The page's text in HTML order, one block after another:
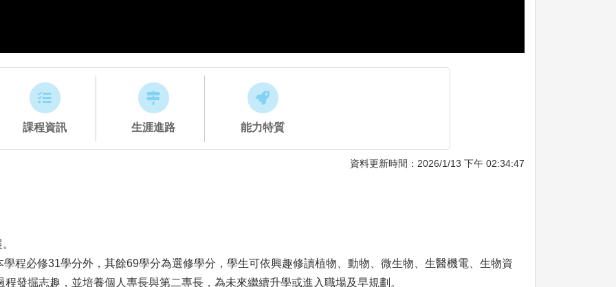
課程資訊 生涯進路 能力特質
資料更新時間：2026/1/13 下午 02:34:47
程必修31學分外，其餘69學分為選修學分，學生可依興趣修讀植物、動物、微生物、生醫機電、生物資
發掘志趣，並培養個人專長與第二專長，為未來繼續升學或進入職場及早規劃。